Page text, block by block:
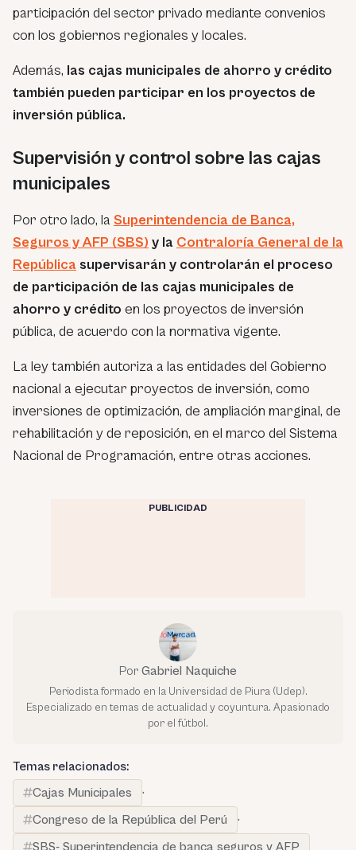
participación del sector privado mediante convenios
con los gobiernos regionales y locales.
Además, las cajas municipales de ahorro y crédito
también pueden participar en los proyectos de
inversión pública.
Supervisión y control sobre las cajas
municipales
Por otro lado, la Superintendencia de Banca,
Seguros y AFP (SBS) y la Contraloría General de la
República supervisarán y controlarán el proceso
de participación de las cajas municipales de
ahorro y crédito en los proyectos de inversión
pública, de acuerdo con la normativa vigente.
La ley también autoriza a las entidades del Gobierno
nacional a ejecutar proyectos de inversión, como
inversiones de optimización, de ampliación marginal, de
rehabilitación y de reposición, en el marco del Sistema
Nacional de Programación, entre otras acciones.
PUBLICIDAD
Por Gabriel Naquiche
Periodista formado en la Universidad de Piura (Udep).
Especializado en temas de actualidad y coyuntura. Apasionado
por el fútbol.
Temas relacionados:
Cajas Municipales
·
Congreso de la República del Perú
·
SBS- Superintendencia de banca seguros y AFP